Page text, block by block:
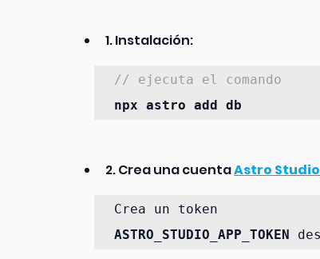
1. Instalación:
// ejecuta el comando
npx astro add db
2. Crea una cuenta Astro Studio
ASTRO_STUDIO_APP_TOKEN